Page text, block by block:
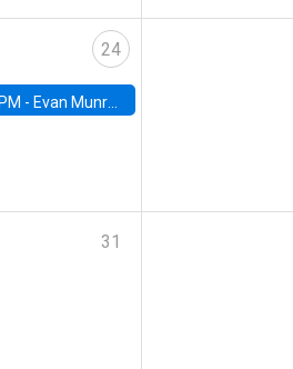
24
- Evan Munro, Neyman Visiting Assistant Professor in the Department of Statistics at UC Berkeley
31